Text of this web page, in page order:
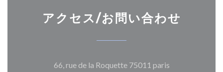
アクセス/お問い合わせ
66, rue de la Roquette 75011 paris((新しいウィ